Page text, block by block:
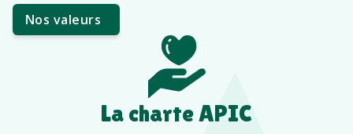
Nos valeurs
La charte APIC